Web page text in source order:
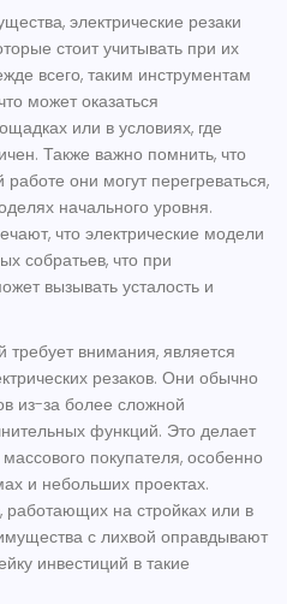
электрические резаки
стоит учитывать при их
всего, таким инструментам
может оказаться
или в условиях, где
Также важно помнить, что
они могут перегреваться,
начального уровня.
что электрические модели
собратьев, что при
вызывать усталость и
внимания, является
резаков. Они обычно
из-за более сложной
функций. Это делает
покупателя, особенно
и небольших проектах.
на стройках или в
с лихвой оправдывают
инвестиций в такие